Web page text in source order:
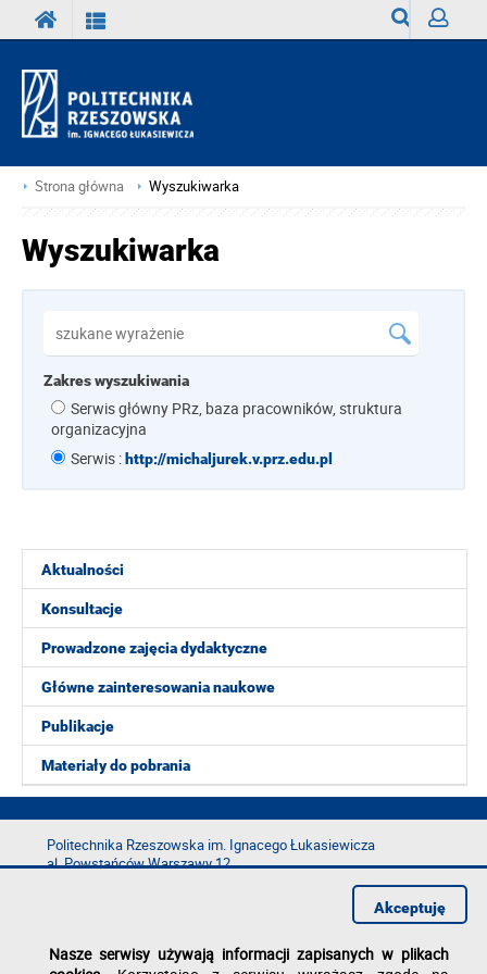
Strona główna Wyszukiwarka
Aktualności
Konsultacje
Prowadzone zajęcia dydaktyczne
Główne zainteresowania naukowe
Publikacje
Materiały do pobrania
Wyszukiwarka
Zakres wyszukiwania
Serwis główny PRz, baza pracowników, struktura
organizacyjna
Serwis : http://michaljurek.v.prz.edu.pl
Politechnika Rzeszowska im. Ignacego Łukasiewicza
al. Powstańców Warszawy 12
e-mail:kancelaria@prz.edu.pl
Nasze serwisy używają informacji zapisanych w plikach
Akceptuję